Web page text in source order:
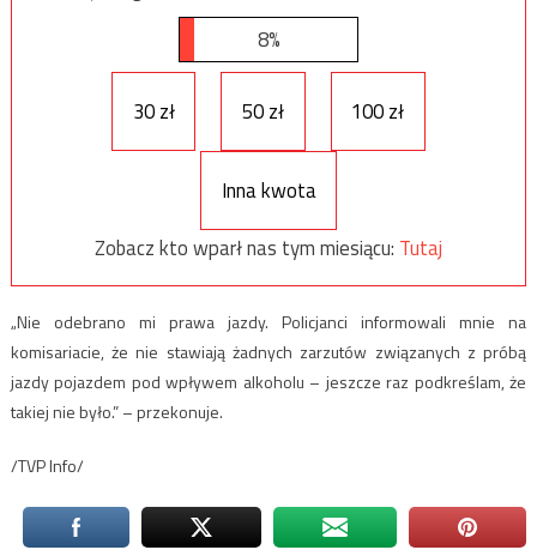
8%
30 zł 50 zł 100 zł
Inna kwota
Zobacz kto wparł nas tym miesiącu: Tutaj
„Nie odebrano mi prawa jazdy. Policjanci informowali mnie na
komisariacie, że nie stawiają żadnych zarzutów związanych z próbą
jazdy pojazdem pod wpływem alkoholu – jeszcze raz podkreślam, że
takiej nie było.” – przekonuje.
/TVP Info/